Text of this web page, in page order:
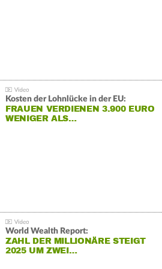
Kosten der Lohnlücke in der EU:
FRAUEN VERDIENEN 3.900 EURO
WENIGER ALS…
World Wealth Report:
ZAHL DER MILLIONÄRE STEIGT
2025 UM ZWEI…